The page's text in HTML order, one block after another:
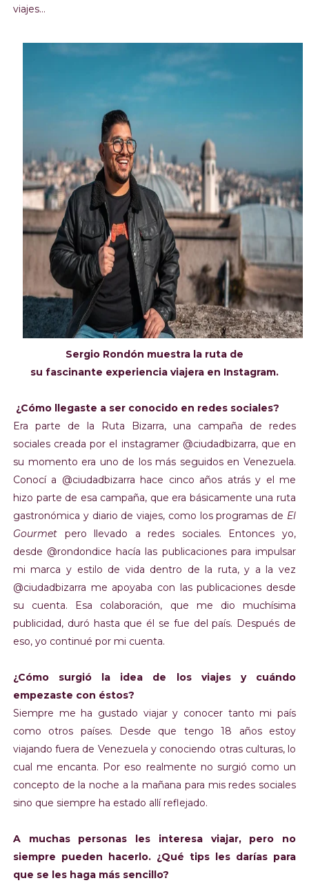
viajes...
Sergio Rondón muestra la ruta de
su fascinante experiencia viajera en Instagram.
¿Cómo llegaste a ser conocido en redes sociales?
Era parte de la Ruta Bizarra, una campaña de redes
sociales creada por el instagramer @ciudadbizarra, que en
su momento era uno de los más seguidos en Venezuela.
Conocí a @ciudadbizarra hace cinco años atrás y el me
hizo parte de esa campaña, que era básicamente una ruta
gastronómica y diario de viajes, como los programas de El
Gourmet pero llevado a redes sociales. Entonces yo,
desde @rondondice hacía las publicaciones para impulsar
mi marca y estilo de vida dentro de la ruta, y a la vez
@ciudadbizarra me apoyaba con las publicaciones desde
su cuenta. Esa colaboración, que me dio muchísima
publicidad, duró hasta que él se fue del país. Después de
eso, yo continué por mi cuenta.
¿Cómo surgió la idea de los viajes y cuándo
empezaste con éstos?
Siempre me ha gustado viajar y conocer tanto mi país
como otros países. Desde que tengo 18 años estoy
viajando fuera de Venezuela y conociendo otras culturas, lo
cual me encanta. Por eso realmente no surgió como un
concepto de la noche a la mañana para mis redes sociales
sino que siempre ha estado allí reflejado.
A muchas personas les interesa viajar, pero no
siempre pueden hacerlo. ¿Qué tips les darías para
que se les haga más sencillo?